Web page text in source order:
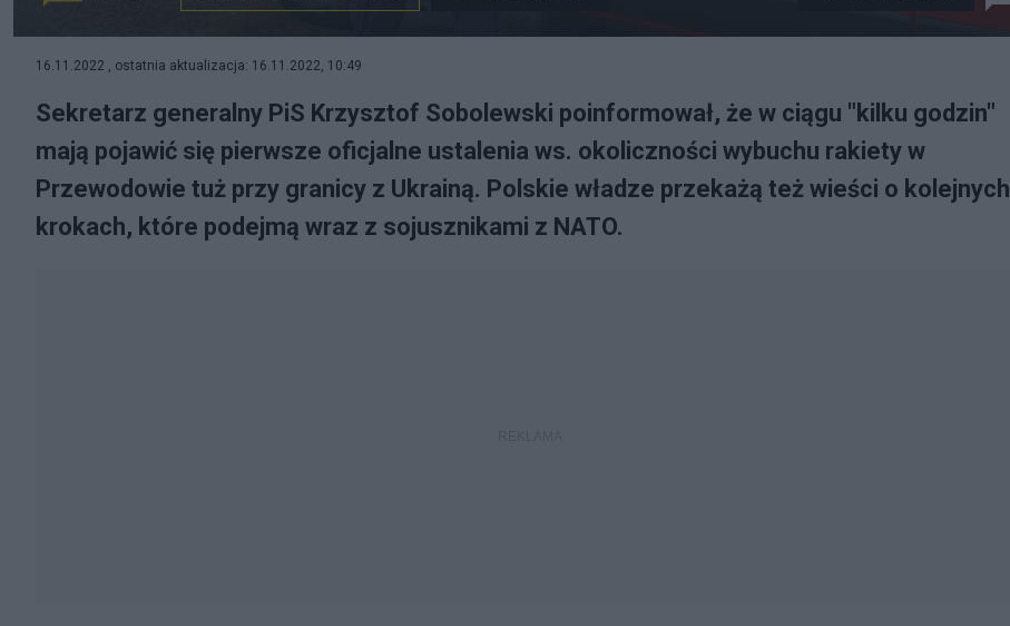
16.11.2022 , ostatnia aktualizacja: 16.11.2022, 10:49
Sekretarz generalny PiS Krzysztof Sobolewski poinformował, że w ciągu "kilku godzin"
mają pojawić się pierwsze oficjalne ustalenia ws. okoliczności wybuchu rakiety w
Przewodowie tuż przy granicy z Ukrainą. Polskie władze przekażą też wieści o kolejnych
krokach, które podejmą wraz z sojusznikami z NATO.